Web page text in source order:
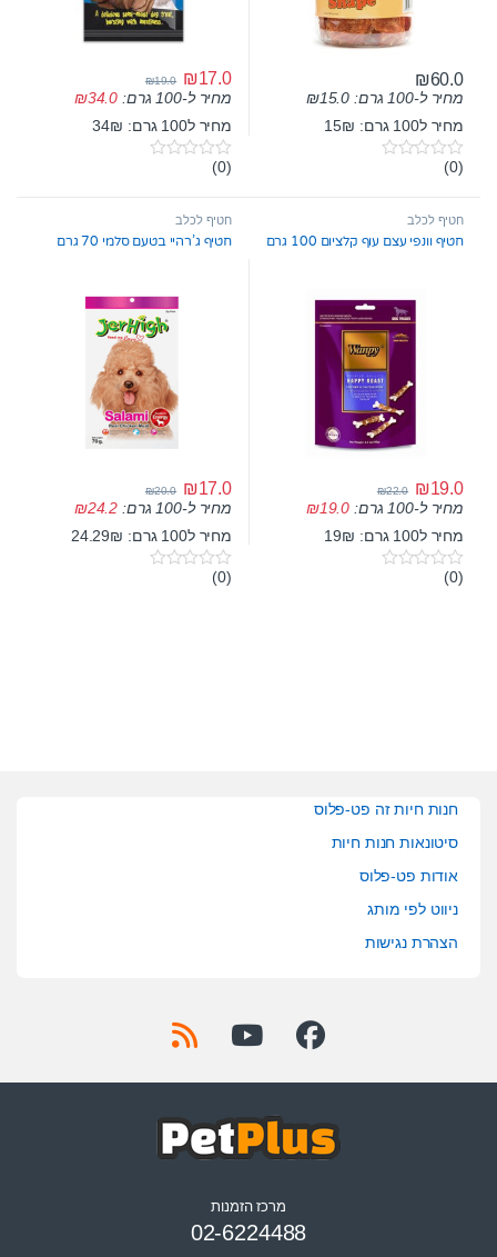
₪60.0
מחיר ל-100 גרם: ₪15.0
מחיר ל100 גרם: 15₪
0
t
f
(0)
₪17.0
₪19.0
מחיר ל-100 גרם: ₪34.0
מחיר ל100 גרם: 34₪
0
t
f
(0)
חטיף לכלב
חטיף וונפי עצם עוף קלציום 100 גרם
₪19.0
₪22.0
מחיר ל-100 גרם: ₪19.0
מחיר ל100 גרם: 19₪
0(0)
חטיף לכלב
חטיף ג’רהיי בטעם סלמי 70 גרם
₪17.0
₪20.0
מחיר ל-100 גרם: ₪24.2
מחיר ל100 גרם: 24.29₪
0(0)
חנות חיות זה פט-פלוס
סיטונאות חנות חיות
אודות פט-פלוס
ניווט לפי מותג
הצהרת נגישות
מרכז הזמנות
02-6224488